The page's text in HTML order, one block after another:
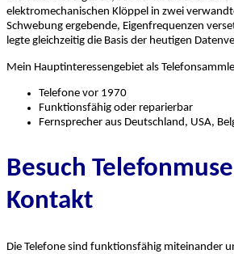
elektromechanischen Klöppel in zwei
Schwebung ergebende, Eigenfrequenzen
legte gleichzeitig die Basis der heutigen
Mein Hauptinteressengebiet als
Telefone vor 1970
Funktionsfähig oder reparierbar
Fernsprecher aus Deutschland, USA,
Besuch
Kontakt
Die Telefone sind funktionsfähig miteinander